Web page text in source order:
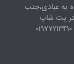
به عبادی،جنب
طبقه دوم واحد۶ ،دفتر پت شاپ
هایپرحیوانات❌( با هماهنگی قبلی) ❌ 02177213410